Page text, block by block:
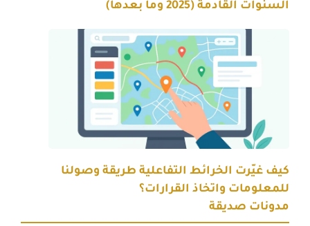
السنوات القادمة (2025 وما بعدها)
كيف غيّرت الخرائط التفاعلية طريقة وصولنا
للمعلومات واتخاذ القرارات؟
مدونات صديقة